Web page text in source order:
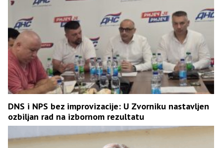
DNS i NPS bez improvizacije: U Zvorniku nastavljen
ozbiljan rad na izbornom rezultatu